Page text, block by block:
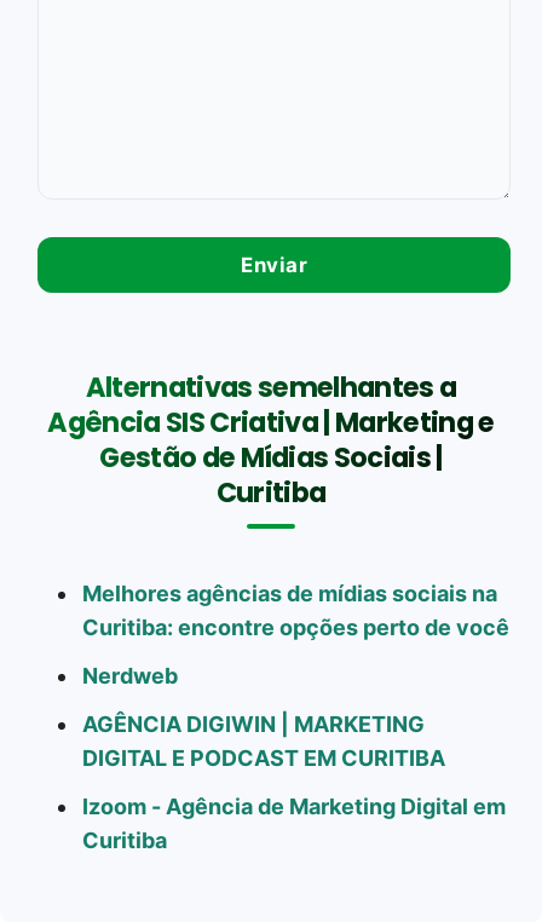
Alternativas semelhantes a
Agência SIS Criativa | Marketing e
Gestão de Mídias Sociais |
Curitiba
Melhores agências de mídias sociais na
Curitiba: encontre opções perto de você
Nerdweb
AGÊNCIA DIGIWIN | MARKETING
DIGITAL E PODCAST EM CURITIBA
Izoom - Agência de Marketing Digital em
Curitiba